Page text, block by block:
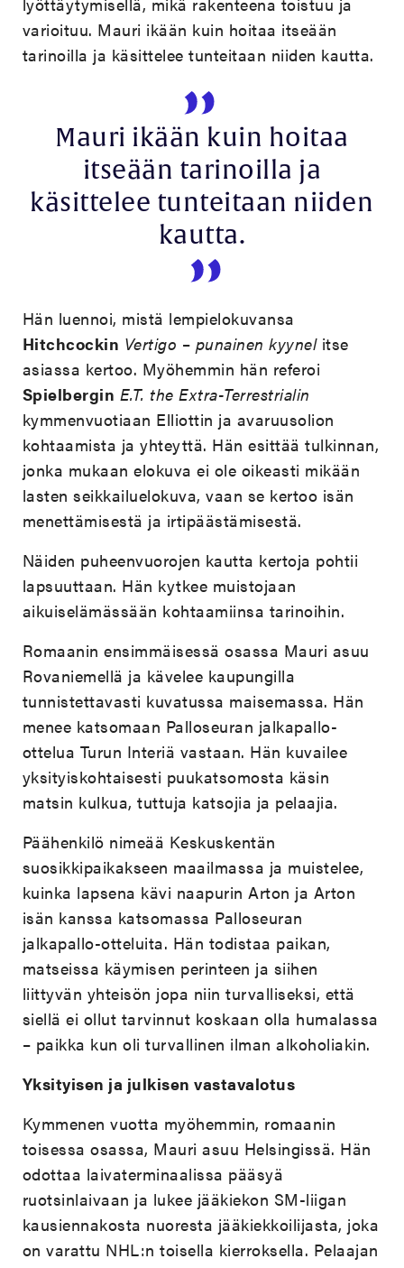
varioituu. Mauri ikään kuin hoitaa itseään
tarinoilla ja käsittelee tunteitaan niiden kautta.
Mauri ikään kuin hoitaa
itseään tarinoilla ja
käsittelee tunteitaan niiden
kautta.
Hän luennoi, mistä lempielokuvansa
Hitchcockin Vertigo – punainen kyynel itse
asiassa kertoo. Myöhemmin hän referoi
Spielbergin E.T. the Extra-Terrestrialin
kymmenvuotiaan Elliottin ja avaruusolion
kohtaamista ja yhteyttä. Hän esittää tulkinnan,
jonka mukaan elokuva ei ole oikeasti mikään
lasten seikkailuelokuva, vaan se kertoo isän
menettämisestä ja irtipäästämisestä.
Näiden puheenvuorojen kautta kertoja pohtii
lapsuuttaan. Hän kytkee muistojaan
aikuiselämässään kohtaamiinsa tarinoihin.
Romaanin ensimmäisessä osassa Mauri asuu
Rovaniemellä ja kävelee kaupungilla
tunnistettavasti kuvatussa maisemassa. Hän
menee katsomaan Palloseuran jalkapallo-
ottelua Turun Interiä vastaan. Hän kuvailee
yksityiskohtaisesti puukatsomosta käsin
matsin kulkua, tuttuja katsojia ja pelaajia.
Päähenkilö nimeää Keskuskentän
suosikkipaikakseen maailmassa ja muistelee,
kuinka lapsena kävi naapurin Arton ja Arton
isän kanssa katsomassa Palloseuran
jalkapallo-otteluita. Hän todistaa paikan,
matseissa käymisen perinteen ja siihen
liittyvän yhteisön jopa niin turvalliseksi, että
siellä ei ollut tarvinnut koskaan olla humalassa
– paikka kun oli turvallinen ilman alkoholiakin.
Yksityisen ja julkisen vastavalotus
Kymmenen vuotta myöhemmin, romaanin
toisessa osassa, Mauri asuu Helsingissä. Hän
odottaa laivaterminaalissa pääsyä
ruotsinlaivaan ja lukee jääkiekon SM-liigan
kausiennakosta nuoresta jääkiekkoilijasta, joka
on varattu NHL:n toisella kierroksella. Pelaajan